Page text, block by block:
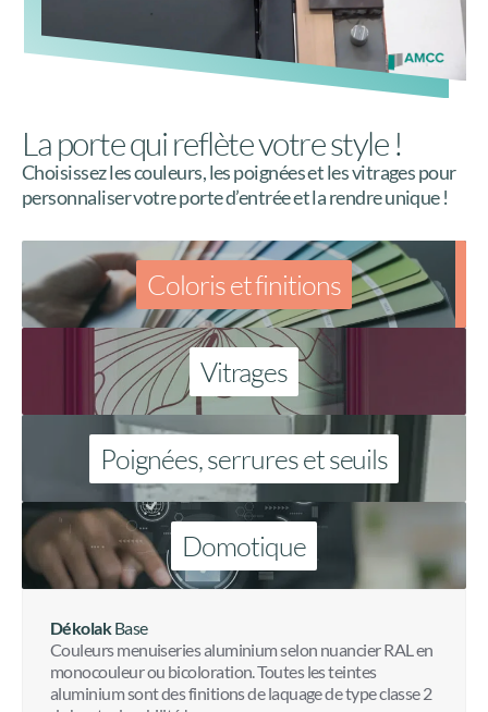
Coloris et finitions
Vitrages
Domotique
DékolakBase
Couleurs menuiseries aluminium selon nuancier RAL en
monocouleur ou bicoloration. Toutes les teintes
aluminium sont des finitions de laquage de type classe 2
de haute durabilité !
Blanc signalisation Blanc perlé
Ivoire clair Rouge pourpre